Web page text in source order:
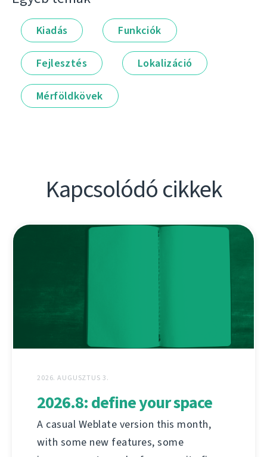
Kiadás Funkciók
Fejlesztés Lokalizáció
Mérföldkövek
Kapcsolódó cikkek
2026. AUGUSZTUS 3.
2026.8: define your space
A casual Weblate version this month,
with some new features, some